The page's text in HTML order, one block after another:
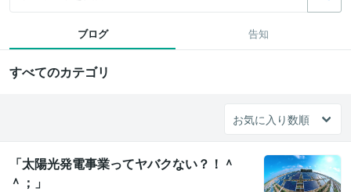
ブログ 告知
すべてのカテゴリ
「太陽光発電事業ってヤバクない？！＾
＾；」